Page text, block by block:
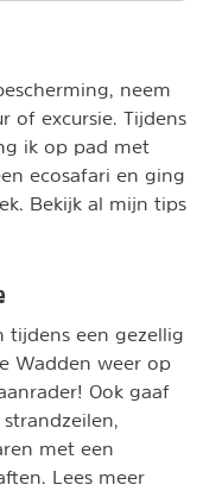
neem
of excursie. Tijdens
ik op pad met
ecosafari en ging
Bekijk al mijn tips
tijdens een gezellig
Wadden weer op
Ook gaaf
met een
Lees meer